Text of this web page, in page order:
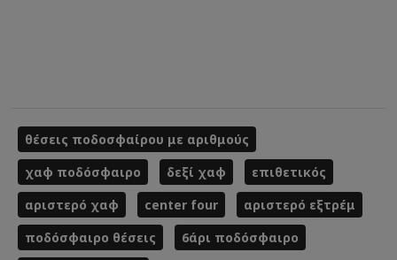
θέσεις ποδοσφαίρου με αριθμούς
χαφ ποδόσφαιρο
δεξί χαφ
επιθετικός
αριστερό χαφ
center four
αριστερό εξτρέμ
ποδόσφαιρο θέσεις
6άρι ποδόσφαιρο